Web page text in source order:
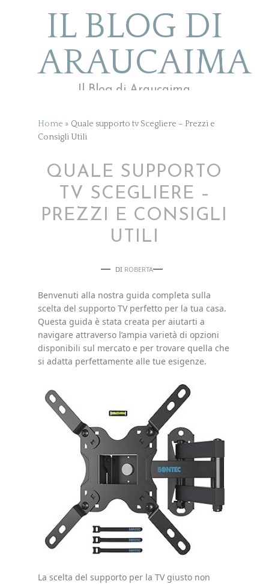
IL BLOG DI
ARAUCAIMA
Il Blog di Araucaima
Home » Quale supporto tv Scegliere – Prezzi e
Consigli Utili
QUALE SUPPORTO
TV SCEGLIERE –
PREZZI E CONSIGLI
UTILI
DI ROBERTA
Benvenuti alla nostra guida completa sulla
scelta del supporto TV perfetto per la tua casa.
Questa guida è stata creata per aiutarti a
navigare attraverso l’ampia varietà di opzioni
disponibili sul mercato e per trovare quella che
si adatta perfettamente alle tue esigenze.
La scelta del supporto per la TV giusto non